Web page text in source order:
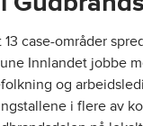
case-områder
Innlandet jobbe
og
i flere av